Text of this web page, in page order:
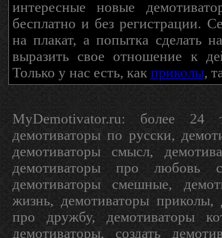
интересные новые
бесплатно и без регистрации.
на плакат, а попытка
выразить свое отношение к
Только у нас есть, как приколы,
MyDemotivator.ru: более 24
демотиваторы по русски,
демотиваторы смысл,
демотиваторы про любовь
демотиваторы смешные,
жизнь, демотиваторы приколы,
про дружбу, демотиваторы
демотиваторы, создать